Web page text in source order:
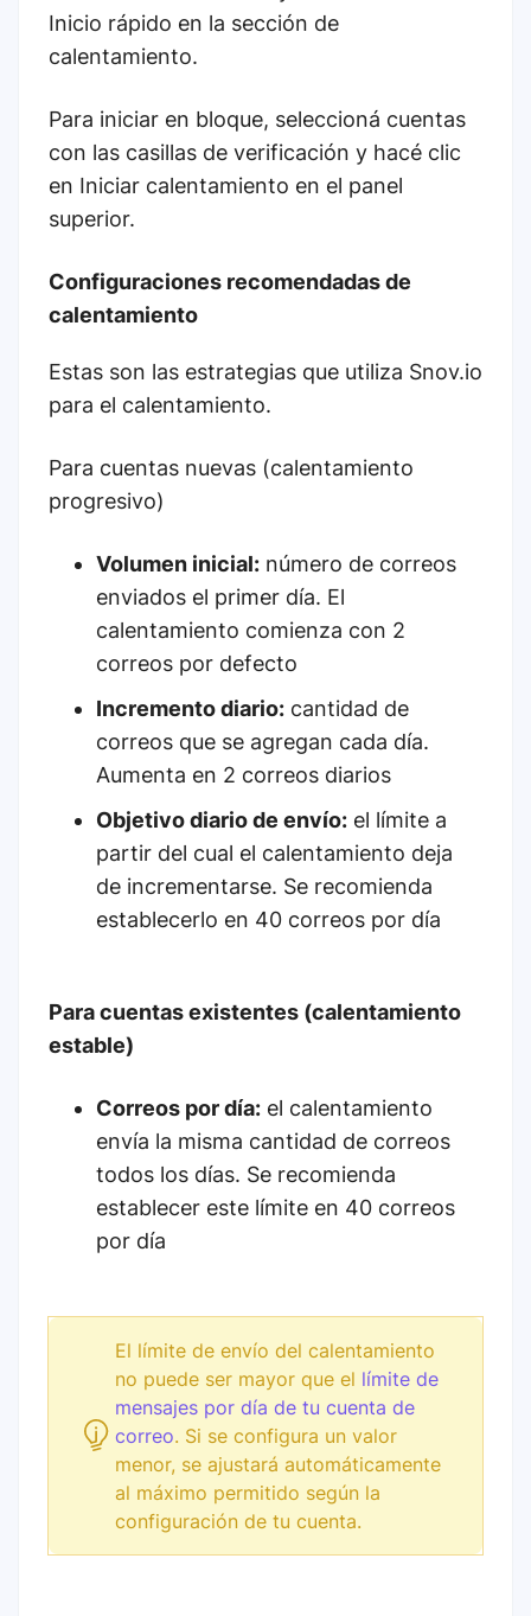
Inicio rápido en la sección de
calentamiento.
Para iniciar en bloque, seleccioná cuentas
con las casillas de verificación y hacé clic
en Iniciar calentamiento en el panel
superior.
Configuraciones recomendadas de
calentamiento
Estas son las estrategias que utiliza Snov.io
para el calentamiento.
Para cuentas nuevas (calentamiento
progresivo)
Volumen inicial: número de correos
enviados el primer día. El
calentamiento comienza con 2
correos por defecto
Incremento diario: cantidad de
correos que se agregan cada día.
Aumenta en 2 correos diarios
Objetivo diario de envío: el límite a
partir del cual el calentamiento deja
de incrementarse. Se recomienda
establecerlo en 40 correos por día
Para cuentas existentes (calentamiento
estable)
Correos por día: el calentamiento
envía la misma cantidad de correos
todos los días. Se recomienda
establecer este límite en 40 correos
por día
El límite de envío del calentamiento
no puede ser mayor que el límite de
mensajes por día de tu cuenta de
correo. Si se configura un valor
menor, se ajustará automáticamente
al máximo permitido según la
configuración de tu cuenta.